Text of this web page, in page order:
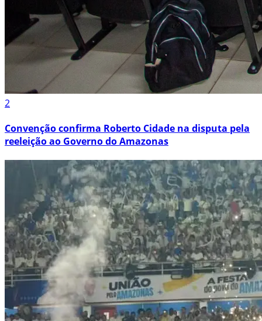
2
Convenção confirma Roberto Cidade na disputa pela
reeleição ao Governo do Amazonas